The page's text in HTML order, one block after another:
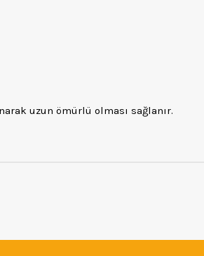
uzun ömürlü olması sağlanır.